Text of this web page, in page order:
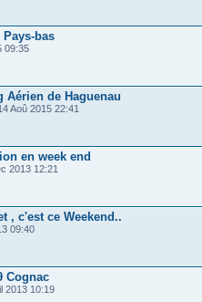
Pays-bas
09:35
Aérien de Haguenau
Aoû 2015 22:41
en week end
2013 12:21
, c'est ce Weekend..
09:40
Cognac
2013 10:19